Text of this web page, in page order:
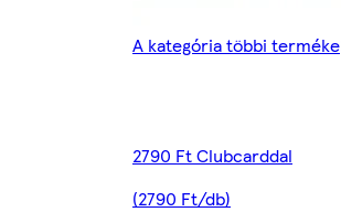
A kategória többi terméke
2790 Ft Clubcarddal
(2790 Ft/db)